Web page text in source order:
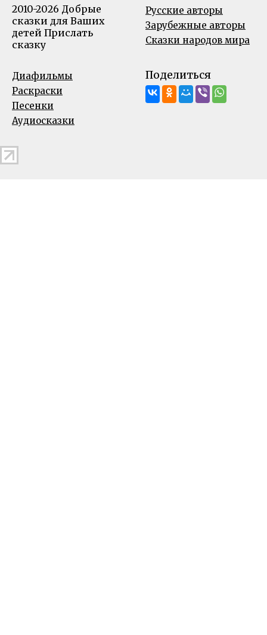
2010-2026 Добрые
сказки для Ваших
детей Прислать
сказку
Русские авторы
Зарубежные авторы
Сказки народов мира
Диафильмы
Раскраски
Песенки
Аудиосказки
Поделиться